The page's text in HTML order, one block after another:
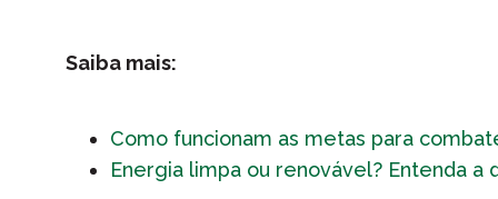
Saiba mais:
Como funcionam as metas para
Energia limpa ou renovável? Entenda a